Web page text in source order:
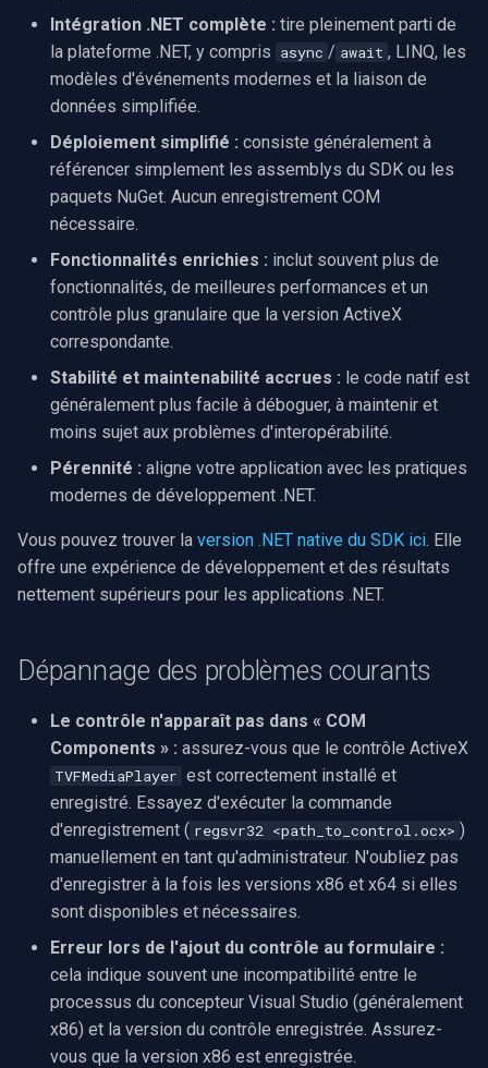
Intégration .NET complète : tire pleinement parti de
la plateforme .NET, y compris async / await , LINQ, les
modèles d'événements modernes et la liaison de
données simplifiée.
Déploiement simplifié : consiste généralement à
référencer simplement les assemblys du SDK ou les
paquets NuGet. Aucun enregistrement COM
nécessaire.
Fonctionnalités enrichies : inclut souvent plus de
fonctionnalités, de meilleures performances et un
contrôle plus granulaire que la version ActiveX
correspondante.
Stabilité et maintenabilité accrues : le code natif est
généralement plus facile à déboguer, à maintenir et
moins sujet aux problèmes d'interopérabilité.
Pérennité : aligne votre application avec les pratiques
modernes de développement .NET.
Vous pouvez trouver la version .NET native du SDK ici. Elle
offre une expérience de développement et des résultats
nettement supérieurs pour les applications .NET.
Dépannage des problèmes courants
Le contrôle n'apparaît pas dans « COM
Components » : assurez-vous que le contrôle ActiveX
TVFMediaPlayer est correctement installé et
enregistré. Essayez d'exécuter la commande
d'enregistrement ( regsvr32 <path_to_control.ocx> )
manuellement en tant qu'administrateur. N'oubliez pas
d'enregistrer à la fois les versions x86 et x64 si elles
sont disponibles et nécessaires.
Erreur lors de l'ajout du contrôle au formulaire :
cela indique souvent une incompatibilité entre le
processus du concepteur Visual Studio (généralement
x86) et la version du contrôle enregistrée. Assurez-
vous que la version x86 est enregistrée.